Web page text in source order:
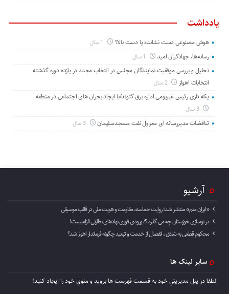
یادداشت
هوش مصنوعی دست نشانده یا دست بالا؟
رسانه‌ها، جهادگران امید
تحلیل و بررسی موفقیت نمایندگان مجلس در انتخاب مجدد در یازده دوره گذشته
انتخابات اهواز
2 سال
یکه تازی رئیس غیربومی اداره برق گتوند/با ایجاد بحران های اجتماعی در منطقه
3 سال
تناقضات مدیررسانه ای معزول نفت مسجدسلیمان 3 سال
آرشیو
«ایران منم» منتشر شد؛ روایت حماسه، مقاومت و هویت ملی در قالب موسیقی
در نوسازی خوزستان چه می گذرد ؟/ ورودی فوری نهادهای نظارتی الزامیست!
محکوم قطعی به شلاق ، انفصال از خدمت و تبعید چگونه فرماندار اهواز شد؟
سایر لینک ها
لطفا در پنل مديريتي خود به قسمت فهرست ها برويد و منوي خود را ايجاد كنيد!